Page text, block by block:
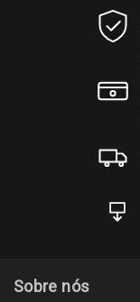
Sobre nós